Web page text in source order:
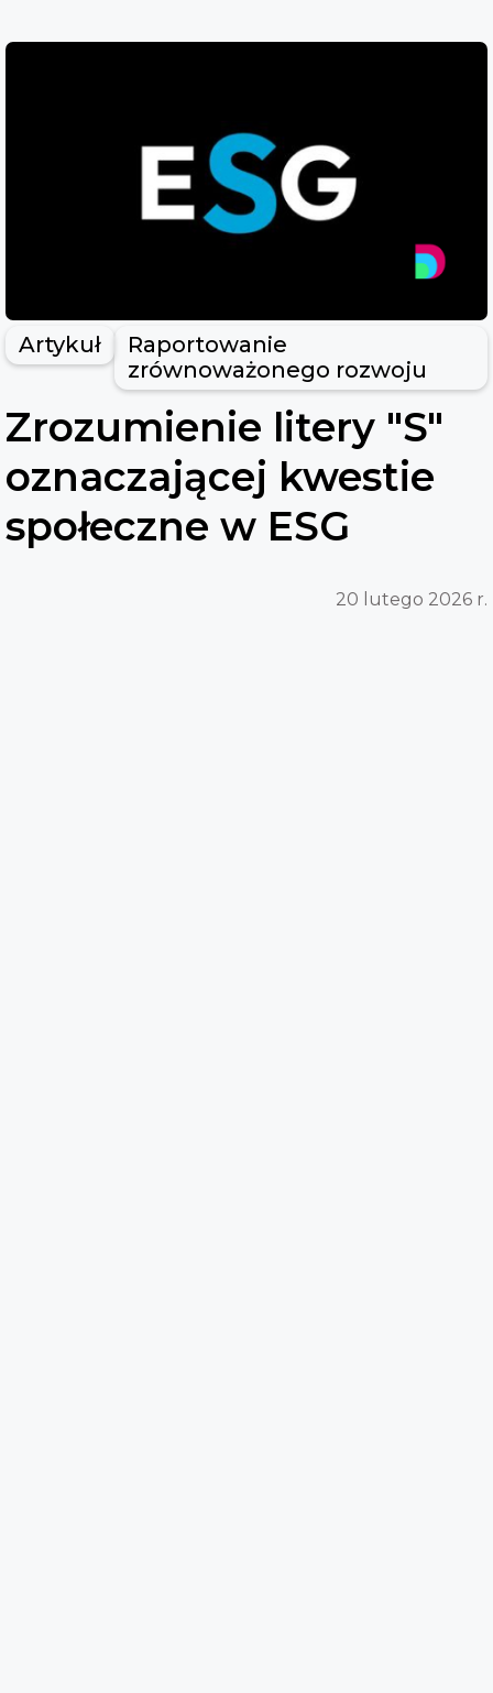
Artykuł
Raportowanie
zrównoważonego rozwoju
Zrozumienie litery "S"
oznaczającej kwestie
społeczne w ESG
20 lutego 2026 r.